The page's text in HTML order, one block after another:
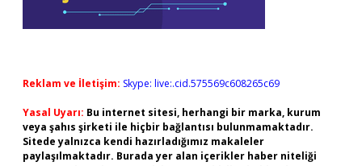
Reklam ve İletişim: Skype: live:.cid.575569c608265c69
Yasal Uyarı: Bu internet sitesi, herhangi bir marka, kurum
veya şahıs şirketi ile hiçbir bağlantısı bulunmamaktadır.
Sitede yalnızca kendi hazırladığımız makaleler
paylaşılmaktadır. Burada yer alan içerikler haber niteliği